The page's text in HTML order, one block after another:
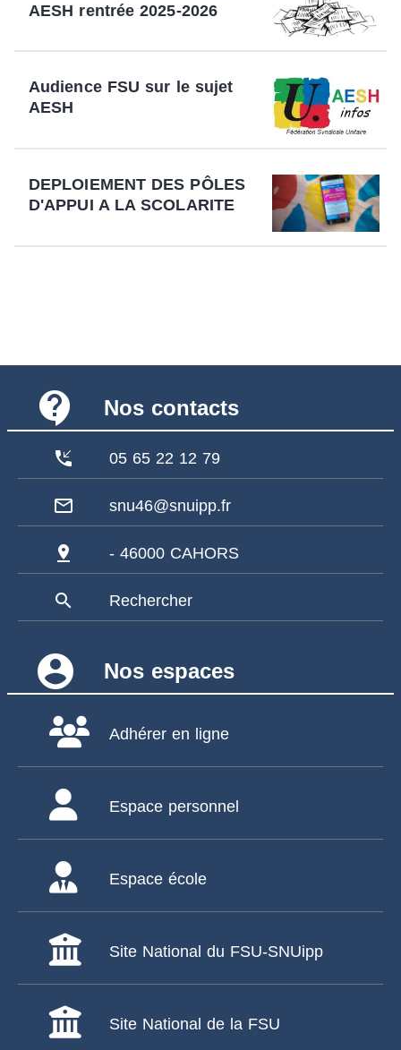
AESH rentrée 2025-2026
Audience FSU sur le sujet
AESH
DEPLOIEMENT DES PÔLES
D'APPUI A LA SCOLARITE
contact_support Nos contacts
phone_callback 05 65 22 12 79
mail_outline snu46@snuipp.fr
pin_drop - 46000 CAHORS
search Rechercher
account_circle Nos espaces
Adhérer en ligne
Espace personnel
Espace école
Site National du FSU-SNUipp
Site National de la FSU